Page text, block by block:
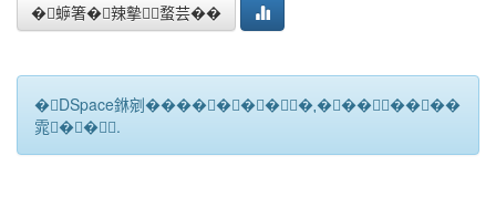
�蝷箸�辣摰蝥芸��
�DSpace銝剜�������★��������
雿��.